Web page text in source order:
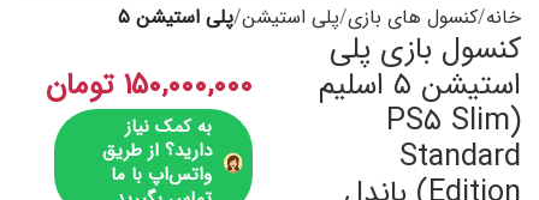
خانه کنسول های بازی پلی استیشن پلی استیشن ۵
کنسول بازی پلی
استیشن ۵ اسلیم
(PS۵ Slim
Standard
۱۵۰,۰۰۰,۰۰۰ تومان
به کمک نیاز
دارید؟ از طریق
واتس‌اپ با ما